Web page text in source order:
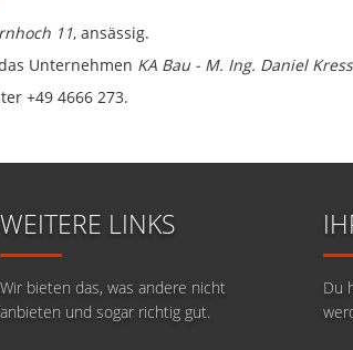
11, ansässig.
Unternehmen KA Bau - M. Ing. Daniel
+49 4666 273.
WEITERE LINKS
Wir bieten das, was andere nicht
anbieten und sogar richtig gut.
Du